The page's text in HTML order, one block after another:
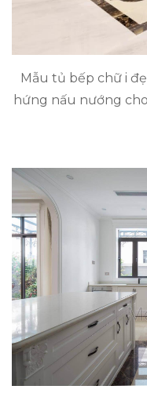
Mẫu tủ bếp chữ i
hứng nấu nướng